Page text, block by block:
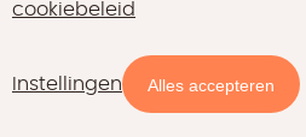
Kaart
Tarifa, Cádiz in Andalusië
cookiebeleid
Instellingen Alles accepteren